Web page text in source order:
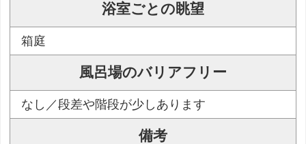
浴室ごとの眺望
箱庭
風呂場のバリアフリー
なし／段差や階段が少しあります
備考